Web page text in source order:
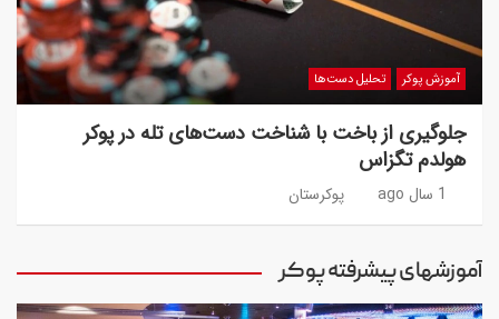
آموزش پوکر تحلیل دست‌ها
جلوگیری از باخت با شناخت دست‌های تله در پوکر
هولدم تگزاس
1 سال ago پوکرستان
آموزشهای پیشرفته پوکر